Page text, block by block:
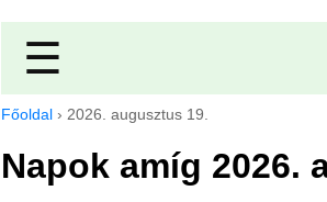
☰
Főoldal › 2026. augusztus 19.
Napok amíg 2026.